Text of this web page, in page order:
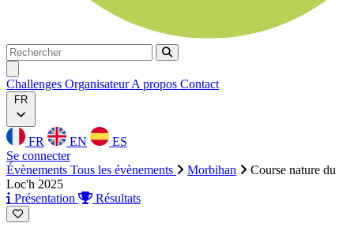
Rechercher
Rechercher
Challenges OrganisateurA propos Contact
FR
FR EN
ES
Se connecter
Évènements Tous les évènements Morbihan
Course nature du
Loc'h 2025
Présentation
Résultats